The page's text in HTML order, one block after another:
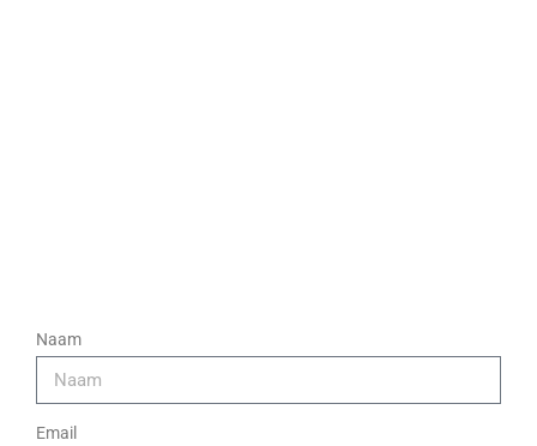
Naam
Email